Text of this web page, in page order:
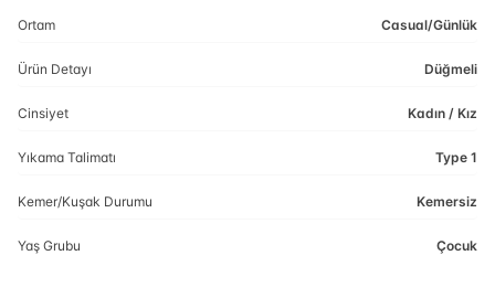
Ortam Casual/Günlük
Ürün Detayı Düğmeli
Cinsiyet Kadın / Kız
Yıkama Talimatı Type 1
Kemer/Kuşak Durumu Kemersiz
Yaş Grubu Çocuk